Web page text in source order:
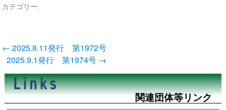
カテゴリー:
投
稿
ナ
ビ
ゲ
ー
シ
← 2025.8.11発行 第1972号
2025.9.1発行 第1974号 →
関連団体等リンク